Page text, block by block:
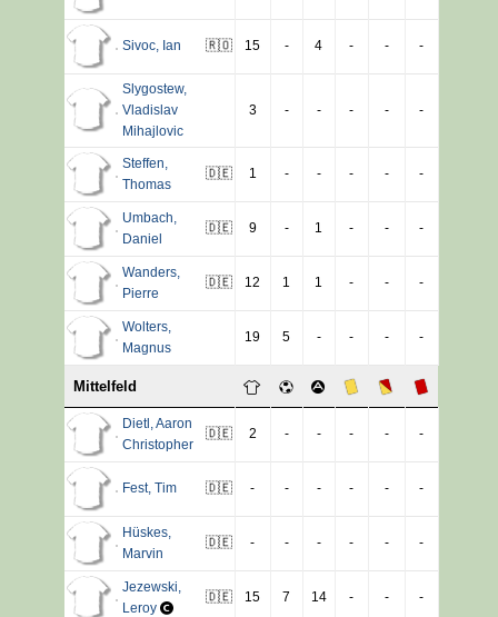
Sivoc, Ian 🇷🇴 15 - 4 - - -
Slygostew,
Vladislav
Mihajlovic
3 - - - - -
Steffen
Thomas
🇩🇪 1 - - - - -
Umbach
Daniel
🇩🇪 9 - 1 - - -
Wanders,
Pierre
🇩🇪 12 1 1 - - -
Wolters,
Magnus
19 5 - - - -
Mittelfeld
Dietl Aaron
Christopher
🇩🇪 2 - - - - -
Fest, Tim 🇩🇪 - - - - - -
Hüskes,
Marvin
🇩🇪 - - - - - -
Jezewski
Leroy
🇩🇪 15 7 14 - - -